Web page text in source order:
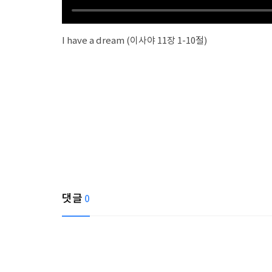
I have a dream (이사야 11장 1-10절)
댓글 0